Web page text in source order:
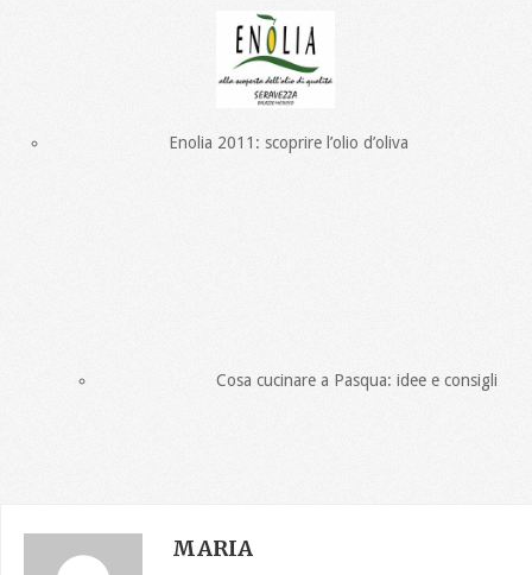
Enolia 2011: scoprire l’olio d’oliva
Cosa cucinare a Pasqua: idee e consigli
MARIA